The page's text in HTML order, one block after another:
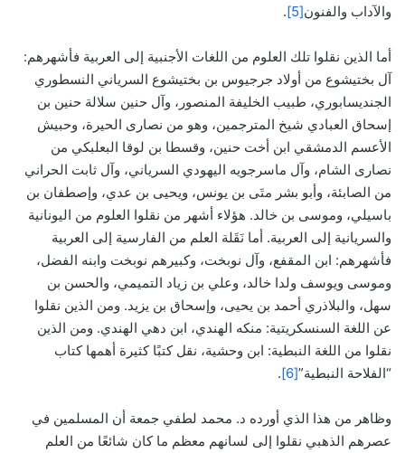
والآداب والفنون[5]
.
أما الذين نقلوا تلك العلوم من اللغات الأجنبية إلى العربية فأشهرهم:
آل بختيشوع من أولاد جرجيوس بن بختيشوع السرياني النسطوري
الجنديسابوري، طبيب الخليفة المنصور، وآل حنين سلالة حنين بن
إسحاق العبادي شيخ المترجمين، وهو من نصارى الحيرة، وحبيش
الأعسم الدمشقي ابن أخت حنين، وقسطا بن لوقا البعلبكي من
نصارى الشام، وآل ماسرجويه اليهودي السرياني، وآل ثابت الحراني
من الصابئة، وأبو بشر متَى بن يونس، ويحيى بن عدي، وإصطفان بن
باسيلي، وموسى بن خالد. هؤلاء أشهر من نقلوا العلوم من اليونانية
والسريانية إلى العربية. أما نَقَلة العلم من الفارسية إلى العربية
فأشهرهم: ابن المقفع، وآل نوبخت، وكبيرهم نوبخت وابنه الفضل،
وموسى ويوسف ولدا خالد، وعلي بن زياد التميمي، والحسن بن
سهل، والبلاذري أحمد بن يحيى، وإسحاق بن يزيد. ومن الذين نقلوا
عن اللغة السنسكريتية: منكه الهندي، ابن دهي الهندي. ومن الذين
نقلوا من اللغة النبطية: ابن وحشية، نقل كتبًا كثيرة أهمها كتاب
“الفلاحة النبطية”[6]
.
وظاهر من هذا الذي أورده د. محمد لطفي جمعة أن المسلمين في
عصرهم الذهبي نقلوا إلى لسانهم معظم ما كان شائعًا من العلم